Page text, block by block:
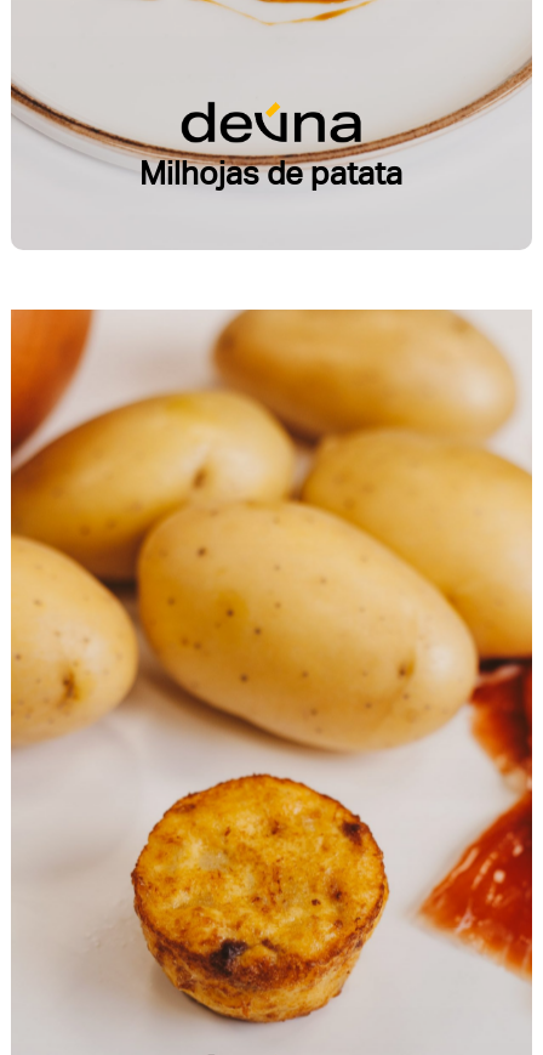
Milhojas de patata